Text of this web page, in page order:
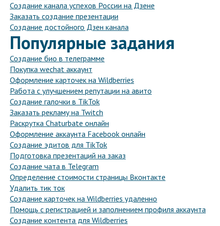
Создание канала успехов России на Дзене
Заказать создание презентации
Создание достойного Дзен канала
Популярные задания
Создание био в телеграмме
Покупка wechat аккаунт
Оформление карточек на Wildberries
Работа с улучшением репутации на авито
Создание галочки в TikTok
Заказать рекламу на Twitch
Раскрутка Chaturbate онлайн
Оформление аккаунта Facebook онлайн
Создание эдитов для TikTok
Подготовка презентаций на заказ
Создание чата в Telegram
Определение стоимости страницы Вконтакте
Удалить тик ток
Создание карточек на Wildberries удаленно
Помощь с регистрацией и заполнением профиля аккаунта
Создание контента для Wildberries